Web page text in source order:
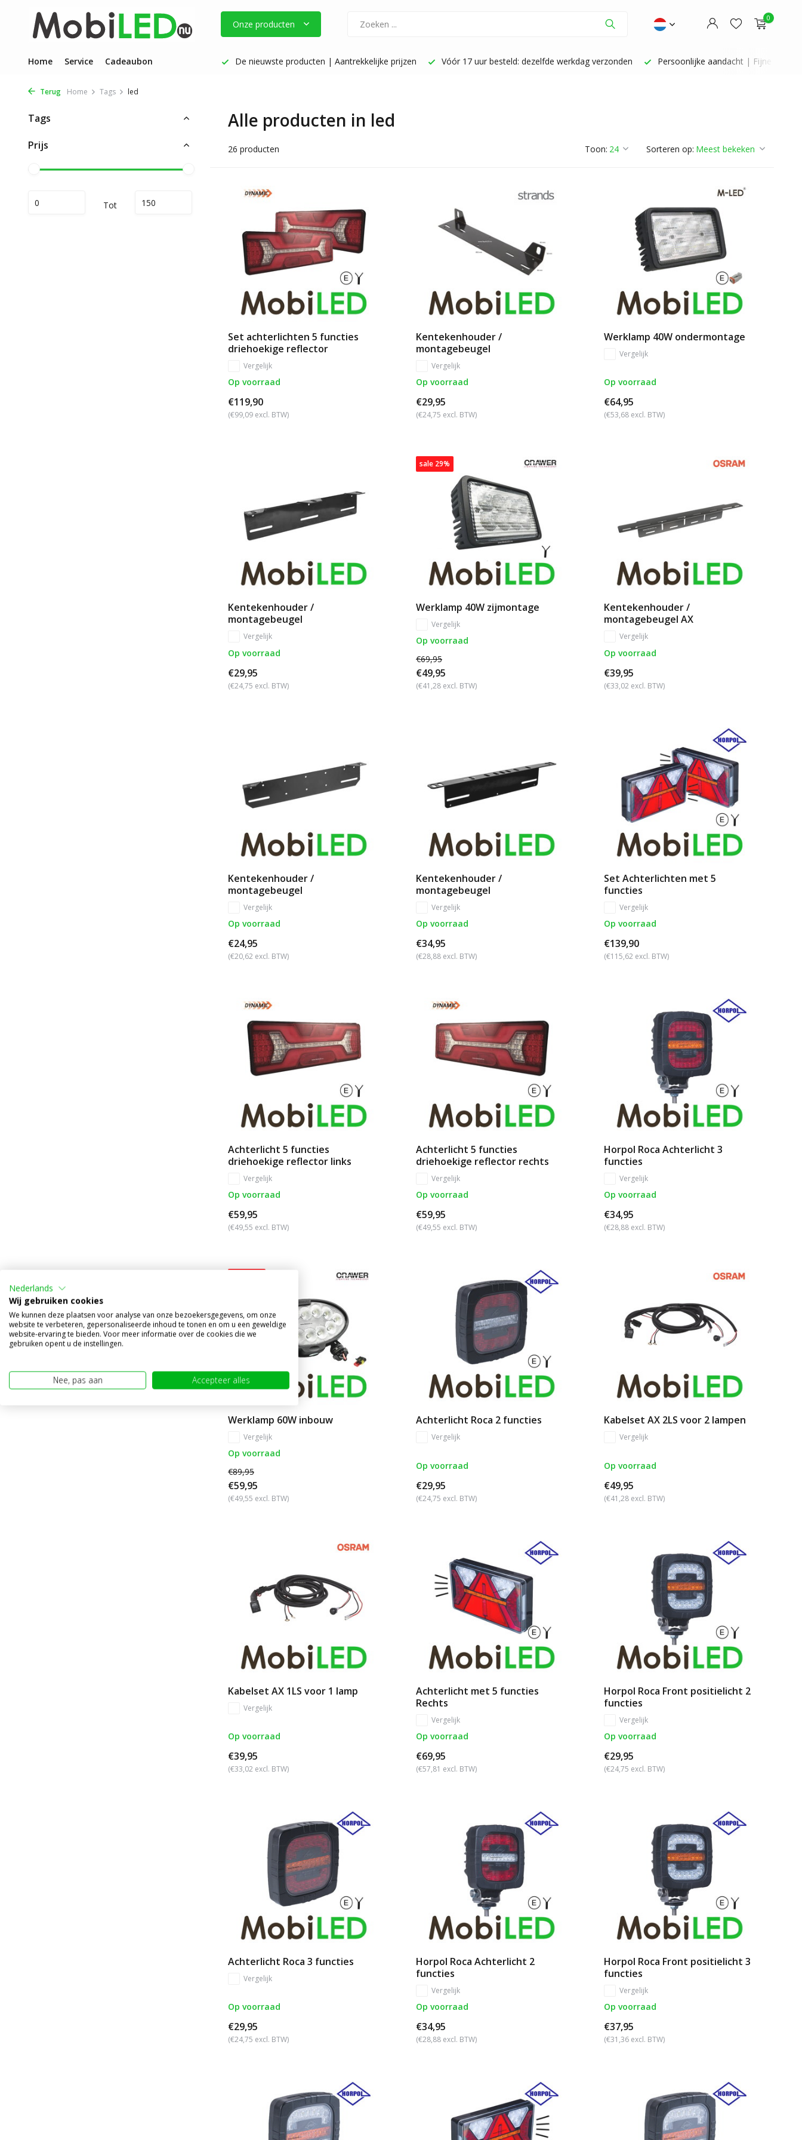
Onze producten
0
Home Service Cadeaubon
Persoonlijke aandacht | Fijne service De nieuwste producten | Aantrekkelijke prijzen Vóór 17 uur besteld: dezelfde werkdag verzonden Persoonlijke aandacht | Fijne service
Terug Home Tags led
Tags
Prijs
Tot
Alle producten in led
26 producten Toon: Sorteren op:
Set achterlichten 5 functies
driehoekige reflector
Vergelijk
Op voorraad
€119,90
(€99,09 excl. BTW)
Kentekenhouder /
montagebeugel
Vergelijk
Op voorraad
€29,95
(€24,75 excl. BTW)
Werklamp 40W ondermontage
Vergelijk
Op voorraad
€64,95
(€53,68 excl. BTW)
Kentekenhouder /
montagebeugel
Vergelijk
Op voorraad
€29,95
(€24,75 excl. BTW)
sale 29%
Werklamp 40W zijmontage
Vergelijk
Op voorraad
€69,95
€49,95
(€41,28 excl. BTW)
Kentekenhouder /
montagebeugel AX
Vergelijk
Op voorraad
€39,95
(€33,02 excl. BTW)
Kentekenhouder /
montagebeugel
Vergelijk
Op voorraad
€24,95
(€20,62 excl. BTW)
Kentekenhouder /
montagebeugel
Vergelijk
Op voorraad
€34,95
(€28,88 excl. BTW)
Set Achterlichten met 5
functies
Vergelijk
Op voorraad
€139,90
(€115,62 excl. BTW)
Achterlicht 5 functies
driehoekige reflector links
Vergelijk
Op voorraad
€59,95
(€49,55 excl. BTW)
Achterlicht 5 functies
driehoekige reflector rechts
Vergelijk
Op voorraad
€59,95
(€49,55 excl. BTW)
Horpol Roca Achterlicht 3
functies
Vergelijk
Op voorraad
€34,95
(€28,88 excl. BTW)
Werklamp 60W inbouw
Vergelijk
Op voorraad
€89,95
€59,95
(€49,55 excl. BTW)
Achterlicht Roca 2 functies
Vergelijk
Op voorraad
€29,95
(€24,75 excl. BTW)
Kabelset AX 2LS voor 2 lampen
Vergelijk
Op voorraad
€49,95
(€41,28 excl. BTW)
Kabelset AX 1LS voor 1 lamp
Vergelijk
Op voorraad
€39,95
(€33,02 excl. BTW)
Achterlicht met 5 functies
Rechts
Vergelijk
Op voorraad
€69,95
(€57,81 excl. BTW)
Horpol Roca Front positielicht 2
functies
Vergelijk
Op voorraad
€29,95
(€24,75 excl. BTW)
Achterlicht Roca 3 functies
Vergelijk
Op voorraad
€29,95
(€24,75 excl. BTW)
Horpol Roca Achterlicht 2
functies
Vergelijk
Op voorraad
€34,95
(€28,88 excl. BTW)
Horpol Roca Front positielicht 3
functies
Vergelijk
Op voorraad
€37,95
(€31,36 excl. BTW)
Nederlands
Wij gebruiken cookies
We kunnen deze plaatsen voor analyse van onze bezoekersgegevens, om onze
website te verbeteren, gepersonaliseerde inhoud te tonen en om u een geweldige
website-ervaring te bieden. Voor meer informatie over de cookies die we
gebruiken opent u de instellingen.
Nee, pas aan Accepteer alles